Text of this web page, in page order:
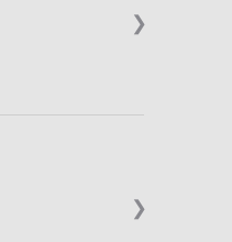
❯
❯